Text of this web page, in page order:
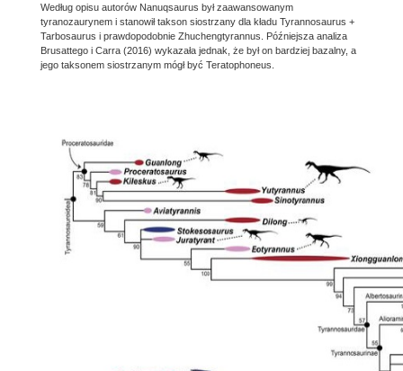
Według opisu autorów Nanuqsaurus był zaawansowanym
tyranozaurynem i stanowił takson siostrzany dla kładu Tyrannosaurus +
Tarbosaurus i prawdopodobnie Zhuchengtyrannus. Późniejsza analiza
Brusattego i Carra (2016) wykazała jednak, że był on bardziej bazalny, a
jego taksonem siostrzanym mógł być Teratophoneus.